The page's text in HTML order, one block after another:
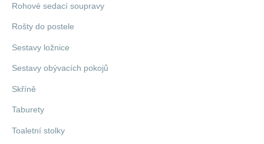
Rohové sedací soupravy
Rošty do postele
Sestavy ložnice
Sestavy obývacích pokojů
Skříně
Taburety
Toaletní stolky